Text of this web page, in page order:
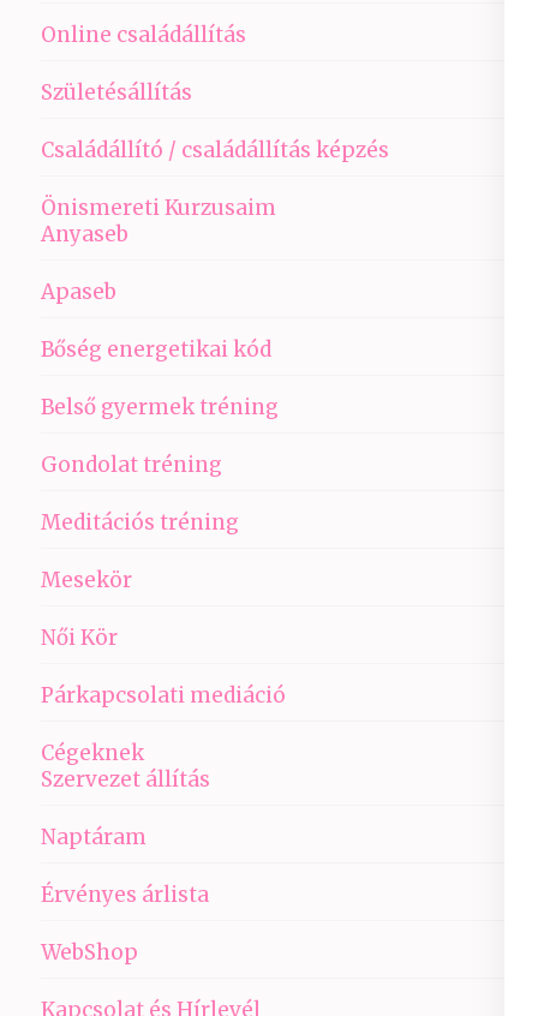
Online családállítás
Születésállítás
Családállító / családállítás képzés
Önismereti Kurzusaim
Anyaseb
Apaseb
Bőség energetikai kód
Belső gyermek tréning
Gondolat tréning
Meditációs tréning
Mesekör
Női Kör
Párkapcsolati mediáció
Cégeknek
Szervezet állítás
Naptáram
Érvényes árlista
WebShop
Kapcsolat és Hírlevél